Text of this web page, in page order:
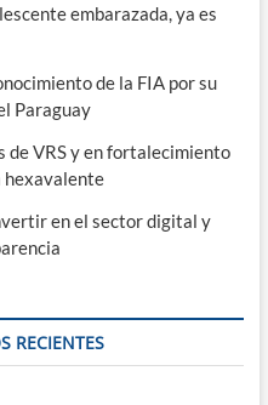
embarazada, ya es
de la FIA por su
Paraguay
de VRS y en fortalecimiento
hexavalente
en el sector digital y
RECIENTES